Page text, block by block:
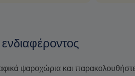
ψαροχώρια και παρακολουθήστε